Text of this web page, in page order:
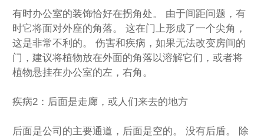
有时办公室的装饰恰好在拐角处。 由于间距问题，有
时它将面对外座的角落。 这在门上形成了一个尖角，
这是非常不利的。 伤害和疾病，如果无法改变房间的
门，建议将植物放在外面的角落以溶解它们，或者将
植物悬挂在办公室的左，右角。
疾病2：后面是走廊，或人们来去的地方
后面是公司的主要通道，后面是空的。 没有后盾。 除